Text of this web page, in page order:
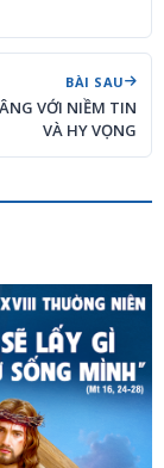
BÀI SAU
VỚI NIỀM TIN
VÀ HY VỌNG